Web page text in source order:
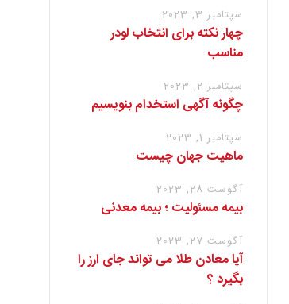
سپتامبر 3, 2023
چهار نکته برای انتخاب لودر
مناسب
سپتامبر 2, 2023
چگونه آگهی استخدام بنویسیم
سپتامبر 1, 2023
ماهیت جهان چیست
آگوست 28, 2023
بیمه مسئولیت ؛ بیمه معدنی
آگوست 27, 2023
آیا معادن طلا می تواند جای ارز را
بگیرد ؟